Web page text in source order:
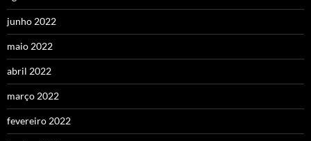
junho 2022
maio 2022
abril 2022
março 2022
fevereiro 2022